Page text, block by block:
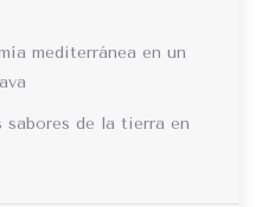
mediterránea en un
de la tierra en